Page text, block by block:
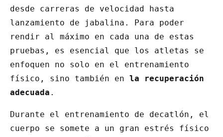
desde carreras de velocidad hasta
lanzamiento de jabalina. Para poder
rendir al máximo en cada una de estas
pruebas, es esencial que los atletas se
enfoquen no solo en el entrenamiento
físico, sino también en la recuperación
adecuada .
Durante el entrenamiento de decatlón, el
cuerpo se somete a un gran estrés físico